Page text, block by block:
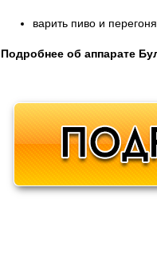
варить пиво и
Подробнее об аппарате